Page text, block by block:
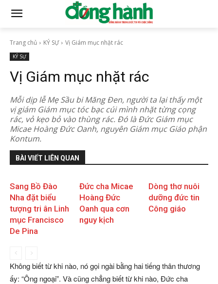
Trang chủ KÝ SỰ Vị Giám mục nhặt rác
KÝ SỰ
Vị Giám mục nhặt rác
Mỗi dịp lễ Mẹ Sầu bi Măng Đen, người ta lại thấy một
vị giám Giám mục tóc bạc cúi mình nhặt từng cọng
rác, vỏ kẹo bỏ vào thùng rác. Đó là Đức Giám mục
Micae Hoàng Đức Oanh, nguyên Giám mục Giáo phận
Kontum.
BÀI VIẾT LIÊN QUAN
Sang Bồ Đào
Nha đặt biểu
tượng tri ân Linh
mục Francisco
De Pina
Đức cha Micae
Hoàng Đức
Oanh qua cơn
nguy kịch
Dòng thơ nuôi
dưỡng đức tin
Công giáo
Không biết từ khi nào, nó gọi ngài bằng hai tiếng thân thương
ấy: “Ông ngoại”. Và cũng chẳng biết từ khi nào, Đức cha